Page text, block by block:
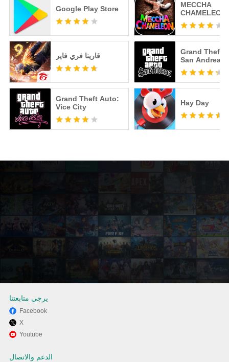
Google Play Store
قارينا فري فاير
Grand Theft Auto:
Vice City
MECCHA
CHAMELEON
Grand Theft
San Andreas
Hay Day
استمتع بلعب *** على الكمبيوتر
يرجي متابعتنا
Facebook
X
Youtube
الدعم والاتصال